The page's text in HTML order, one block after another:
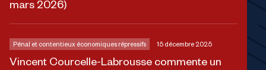
mars 2026)
Vincent Courcelle-Labrousse commente un
Pénal et contentieux économiques répressifs 15 décembre 2025